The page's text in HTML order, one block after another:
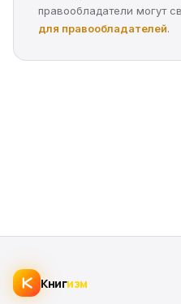
правообладатели могут
для правообладателей.
Книгизм